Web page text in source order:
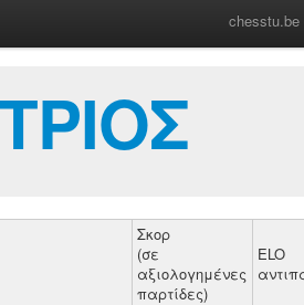
Σκορ
(σε
αξιολογημένες
παρτίδες)
ELO